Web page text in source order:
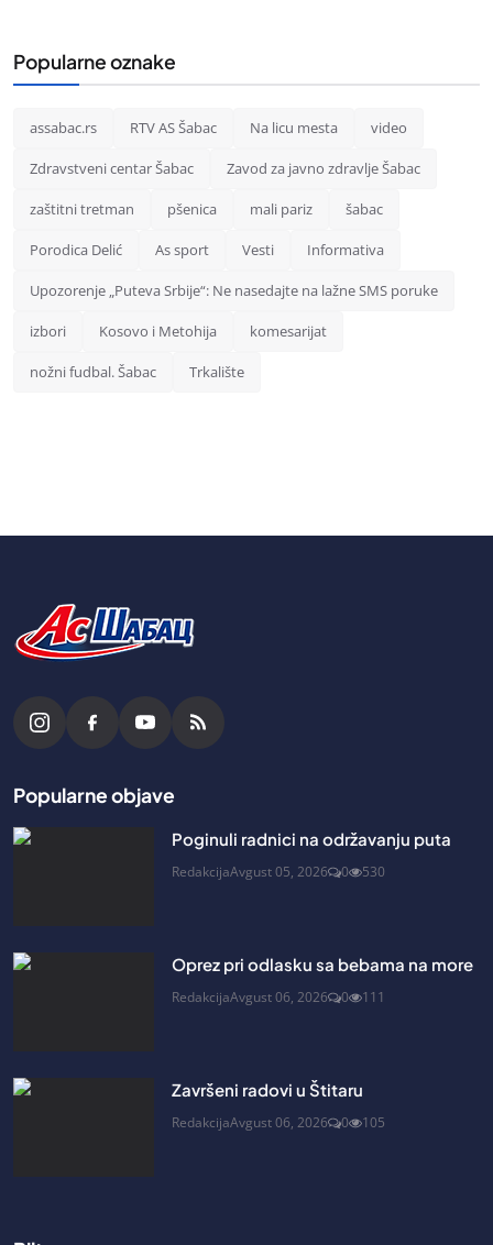
Popularne oznake
assabac.rs RTV AS Šabac Na licu mesta video
Zdravstveni centar Šabac Zavod za javno zdravlje Šabac
zaštitni tretman pšenica mali pariz šabac
Porodica Delić As sport Vesti Informativa
Upozorenje „Puteva Srbije“: Ne nasedajte na lažne SMS poruke
izbori Kosovo i Metohija komesarijat
nožni fudbal. Šabac Trkalište
Popularne objave
Poginuli radnici na održavanju puta
RedakcijaAvgust 05, 2026 0 530
Oprez pri odlasku sa bebama na more
RedakcijaAvgust 06, 2026 0 111
Završeni radovi u Štitaru
RedakcijaAvgust 06, 2026 0 105